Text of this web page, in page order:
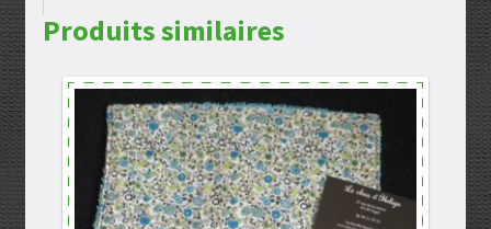
Produits similaires